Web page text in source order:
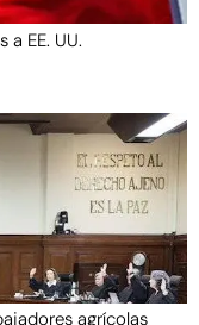
EE. UU.
agrícolas